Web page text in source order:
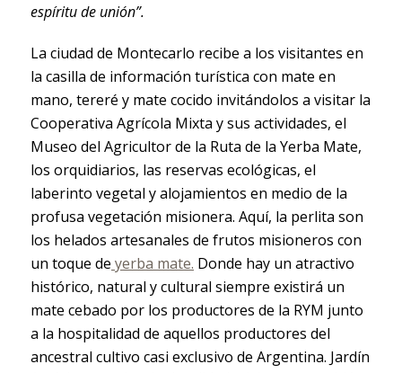
espíritu de unión”.
La ciudad de Montecarlo recibe a los visitantes en
la casilla de información turística con mate en
mano, tereré y mate cocido invitándolos a visitar la
Cooperativa Agrícola Mixta y sus actividades, el
Museo del Agricultor de la Ruta de la Yerba Mate,
los orquidiarios, las reservas ecológicas, el
laberinto vegetal y alojamientos en medio de la
profusa vegetación misionera. Aquí, la perlita son
los helados artesanales de frutos misioneros con
un toque de yerba mate. Donde hay un atractivo
histórico, natural y cultural siempre existirá un
mate cebado por los productores de la RYM junto
a la hospitalidad de aquellos productores del
ancestral cultivo casi exclusivo de Argentina. Jardín